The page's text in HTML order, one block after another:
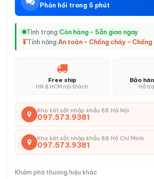
Phản hồi trong 5 phút
Tình trạng:Còn hàng - Sẵn giao ngay
Tính năng:An toàn - Chống cháy - Chống
Free ship
HN & HCM nội thành
Bảo
Hỗ
Kho két sắt nhập khẩu 88 Hà Nội
097.573.9381
Kho két sắt nhập khẩu 88 Hồ Chí Minh
097.573.9381
Khám phá thương hiệu khác